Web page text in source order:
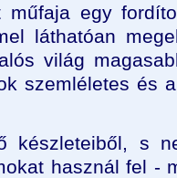
műfaja egy
láthatóan
világ
szemléletes és
készleteiből, s
használ fel -